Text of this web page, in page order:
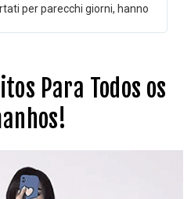
per parecchi giorni, hanno
Para Todos os